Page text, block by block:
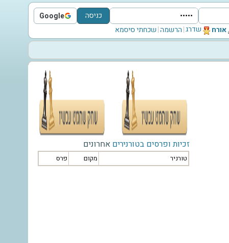
כניסה Google
Sign in with Google
‫אורח‬ שדרג|הרשמה|שכחתי סיסמא
זכיות ופרסים בטורנירים אחרונים
טורניר מקום פרס